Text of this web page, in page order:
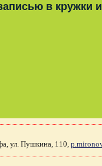
в кружки и
ул. Пушкина, 110,